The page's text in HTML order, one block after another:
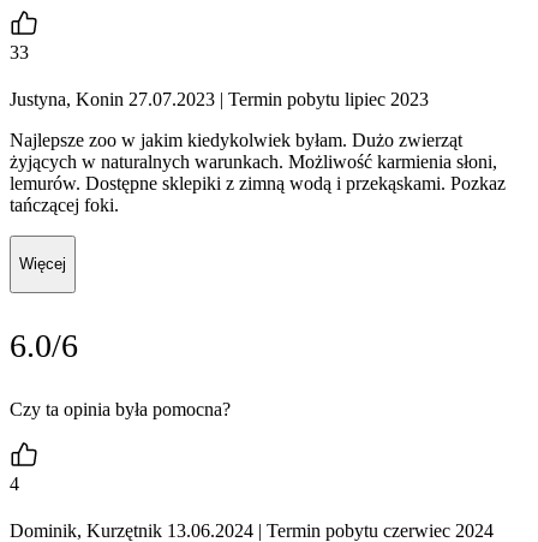
33
Justyna, Konin 27.07.2023 | Termin pobytu lipiec 2023
Najlepsze zoo w jakim kiedykolwiek byłam. Dużo zwierząt
żyjących w naturalnych warunkach. Możliwość karmienia słoni,
lemurów. Dostępne sklepiki z zimną wodą i przekąskami. Pozkaz
tańczącej foki.
Więcej
6.0/6
Czy ta opinia była pomocna?
4
Dominik, Kurzętnik 13.06.2024 | Termin pobytu czerwiec 2024